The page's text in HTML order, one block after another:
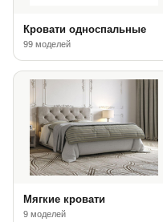
Кровати односпальные
99 моделей
Мягкие кровати
9 моделей